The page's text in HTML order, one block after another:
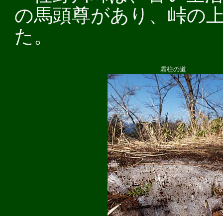
の馬頭尊があり、峠の
た。
霜柱の道